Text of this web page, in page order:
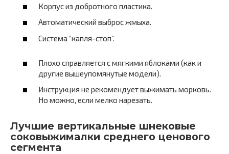
Корпус из добротного пластика.
Автоматический выброс жмыха.
Система “капля-стоп”.
Плохо справляется с мягкими яблоками (как и
другие вышеупомянутые модели).
Инструкция не рекомендует выжимать морковь.
Но можно, если мелко нарезать.
Лучшие вертикальные шнековые
соковыжималки среднего ценового
сегмента